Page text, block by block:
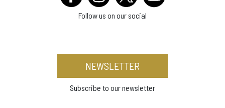
Follow us on our social
NEWSLETTER
Subscribe to our newsletter